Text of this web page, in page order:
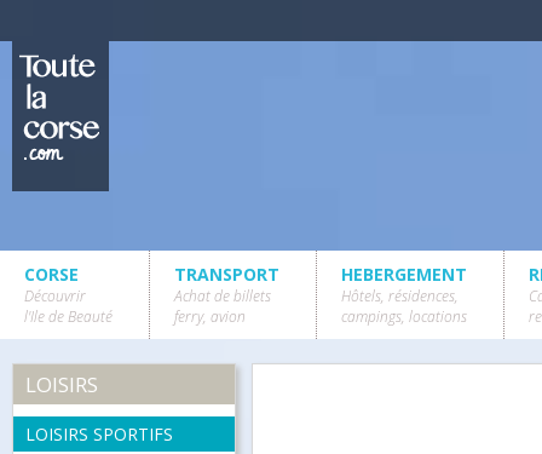
CORSE
Découvrir
l'Ile de Beauté
TRANSPORT
Achat de billets
ferry, avion
HEBERGEMENT
Hôtels, résidences,
campings, locations
LOISIRS
LOISIRS SPORTIFS